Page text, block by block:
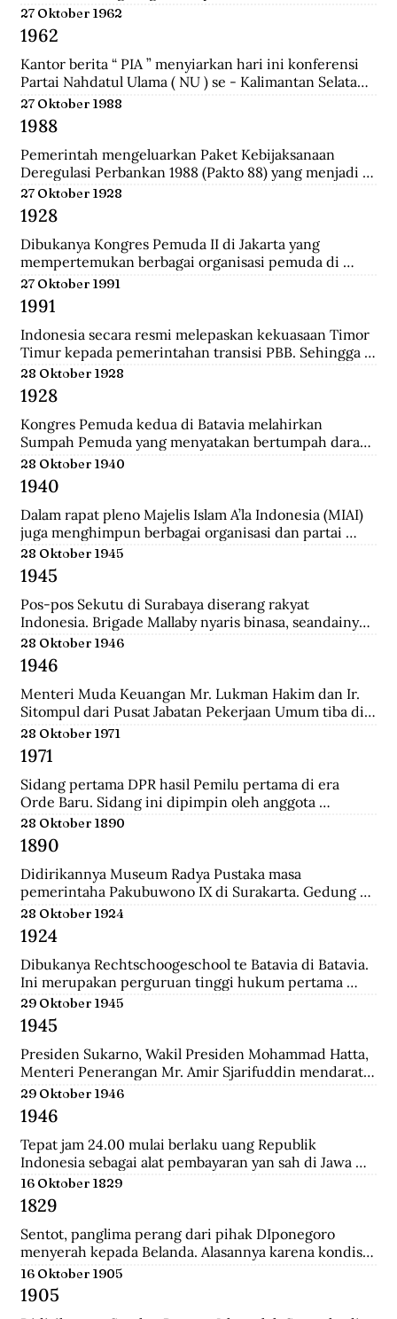
Sukarno hari ini di Yogyakarta. Konperensi
membicarakan masalah kerjasama yang lebih erat
antara pemerintah dan pihak swasta.a setelah
mendarat di Surabaya, dan menyerbu penjara
Republik untuk membebaskan perwira-perwira
Sekutu dan pegawai RAPWI (Relief of Allied Prisoners
of War and Internees) yang ditawan Republik.
27 Oktober 1962
1962
Kantor berita “ PIA ” menyiarkan hari ini konferensi
Partai Nahdatul Ulama ( NU ) se - Kalimantan Selatan
meminta kepada Presiden Sukarno supaya mengubah
status Keadaan Darurat Militer menjadi Keadaan
Darurat Sipil di Kalsel.
27 Oktober 1988
1988
Pemerintah mengeluarkan Paket Kebijaksanaan
Deregulasi Perbankan 1988 (Pakto 88) yang menjadi
titik balik dari berbagai kebijaksanaan penertiban
perbankan 1971-1972. Salah satu fundamental dalam
dalam Pakto 88 adalah perijinan untuk bank devisa
yang hanya mensyaratkan tingkat kesehatan dan aset
bank telah mencapai minimal Rp. 100 juta.
27 Oktober 1928
1928
Dibukanya Kongres Pemuda II di Jakarta yang
mempertemukan berbagai organisasi pemuda di
seluruh Hindia Belanda. Dari kongres ini melahirkan
Sumpah Pemuda.
27 Oktober 1991
1991
Indonesia secara resmi melepaskan kekuasaan Timor
Timur kepada pemerintahan transisi PBB. Sehingga
kini wilayah tersebut bukan lagi bagian dari provinsi
Indonesia.
28 Oktober 1928
1928
Kongres Pemuda kedua di Batavia melahirkan
Sumpah Pemuda yang menyatakan bertumpah darah
satu tanah air Indonesia, berbangsa satu bangsa
Indonesia, dan menjunjung bahasa persatuan bahasa
Indonesia.
28 Oktober 1940
1940
Dalam rapat pleno Majelis Islam A’la Indonesia (MIAI)
juga menghimpun berbagai organisasi dan partai
Islam untuk mengajukan mosi kepada pemerintah.
Gabungan Politik Indonesia (GAPI) menyatakan
dukungannya atas langkah-langkah MIAI. Pemerintah
akhirnya memperhatikan tuntutan MIAI dan GAPI.
28 Oktober 1945
1945
Pos-pos Sekutu di Surabaya diserang rakyat
Indonesia. Brigade Mallaby nyaris binasa, seandainya
pemimpin-pemimpin Indonesia tidak segera
memerintahkan penghentian tembak-menembak.
28 Oktober 1946
1946
Menteri Muda Keuangan Mr. Lukman Hakim dan Ir.
Sitompul dari Pusat Jabatan Pekerjaan Umum tiba di
Medan dengan pesawat Sekutu dari Palembang. Di
lapangan tembak mereka disambut oleh Mr. Mohd.
Jusuf.
28 Oktober 1971
1971
Sidang pertama DPR hasil Pemilu pertama di era
Orde Baru. Sidang ini dipimpin oleh anggota
parlemen tertua dibantu anggota parlemen termuda,
yaitu K.H. Bisri Sjamsuri (84 tahun) dari Partai NU dan
Anak Agung Oka Mahendra (25 tahun) dari Golkar.
28 Oktober 1890
1890
Didirikannya Museum Radya Pustaka masa
pemerintaha Pakubuwono IX di Surakarta. Gedung
ini merupakan rumah kediaman seorang warga
Belanda bernama Johannes Busselaar yang berisikan
koleksi wayang kulit, buku kuno, dan arca.
28 Oktober 1924
1924
Dibukanya Rechtschoogeschool te Batavia di Batavia.
Ini merupakan perguruan tinggi hukum pertama
yang didirikan oleh Gubernur Jenderal J.B van heutsz.
Saat ini menjadi Fakultas Hukum Universitas
Indonesia.
29 Oktober 1945
1945
Presiden Sukarno, Wakil Presiden Mohammad Hatta,
Menteri Penerangan Mr. Amir Sjarifuddin mendarat
di Surabaya atas permintaan Sekutu. Mereka disertai
beberapa perwira Inggris dan wartawan-wartawan
luar negeri.
29 Oktober 1946
1946
Tepat jam 24.00 mulai berlaku uang Republik
Indonesia sebagai alat pembayaran yan sah di Jawa
dan Madura. Dengan demikian uang yang berlalu
sebelumnya tidak lagi berlaku.
16 Oktober 1829
1829
Sentot, panglima perang dari pihak DIponegoro
menyerah kepada Belanda. Alasannya karena kondisi
perekonomian yang memburuk akibat perang yang
tak kunung usai.
16 Oktober 1905
1905